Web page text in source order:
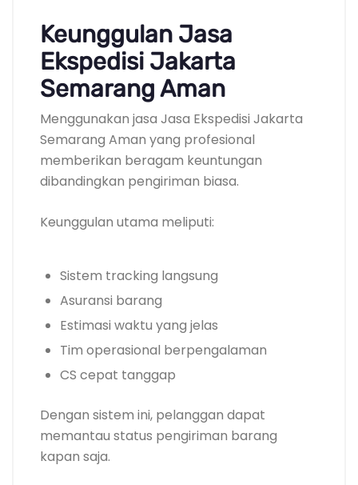
Keunggulan Jasa
Ekspedisi Jakarta
Semarang Aman
Menggunakan jasa Jasa Ekspedisi Jakarta
Semarang Aman yang profesional
memberikan beragam keuntungan
dibandingkan pengiriman biasa.
Keunggulan utama meliputi:
Sistem tracking langsung
Asuransi barang
Estimasi waktu yang jelas
Tim operasional berpengalaman
CS cepat tanggap
Dengan sistem ini, pelanggan dapat
memantau status pengiriman barang
kapan saja.